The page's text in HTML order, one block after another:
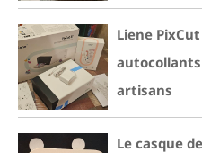
Liene
artisans
Le casque